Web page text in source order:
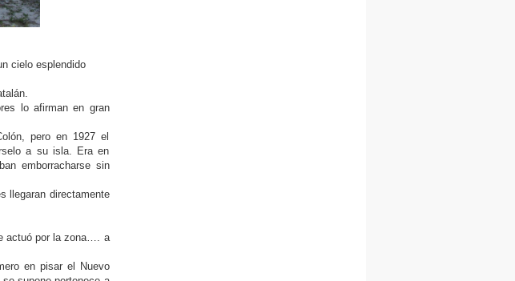
cielo esplendido
lo afirman en gran
pero en 1927 el
a su isla. Era en
emborracharse sin
llegaran directamente
actuó por la zona…. a
en pisar el Nuevo